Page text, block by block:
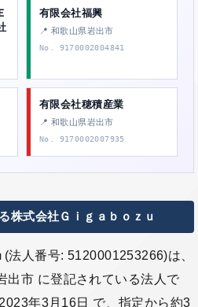
有限会社福興
📍 和歌山県岩出市
No. 9170002004841
有限会社穂積産業
📍 和歌山県岩出市
No. 9170002007935
株式会社Ｇｉｇａｂｏｚｕ
法人番号: 5120001253266)は、
出市 に登記されている法人で
年3月16日 で、指定から約3